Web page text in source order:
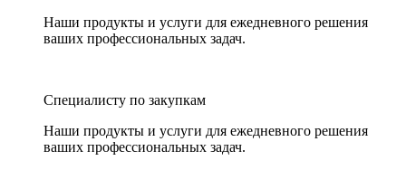
Наши продукты и услуги для ежедневного решения
ваших профессиональных задач.
Специалисту по закупкам
Наши продукты и услуги для ежедневного решения
ваших профессиональных задач.